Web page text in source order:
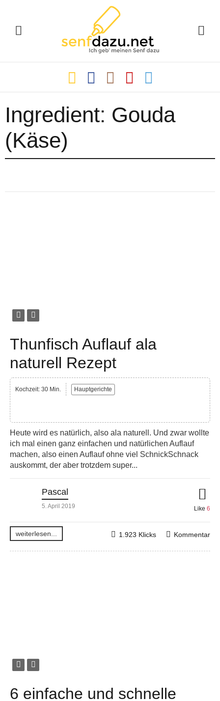
Ingredient: Gouda
(Käse)
Thunfisch Auflauf ala
naturell Rezept
Kochzeit: 30 Min. Hauptgerichte
Heute wird es natürlich, also ala naturell. Und zwar wollte
ich mal einen ganz einfachen und natürlichen Auflauf
machen, also einen Auflauf ohne viel SchnickSchnack
auskommt, der aber trotzdem super...
Pascal
5. April 2019 Like 6
weiterlesen... Kommentar
1.923 Klicks
6 einfache und schnelle